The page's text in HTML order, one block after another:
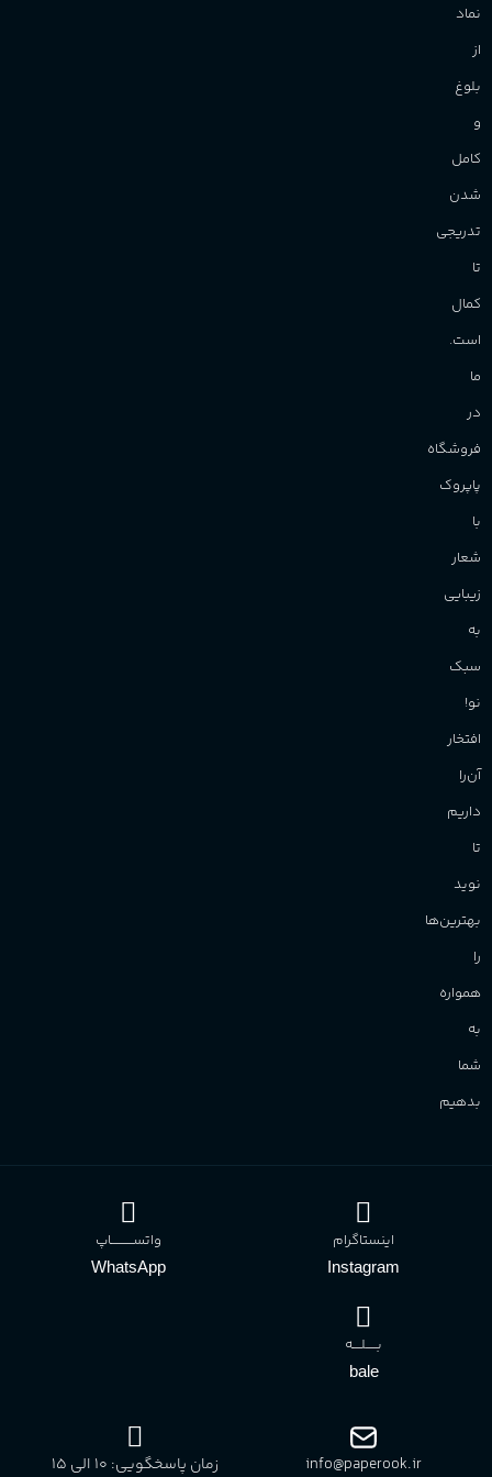
نماد
از
بلوغ
و
کامل
شدن
تدریجی
تا
کمال
است.
ما
در
فروشگاه
پاپروک
با
شعار
زیبایی
به
سبک
نو!
افتخار
آن‌را
داریم
تا
نوید
بهترین‌ها
را
همواره
به
شما
بدهیم
اینستاگرام
Instagram
واتســــــــــاپ
WhatsApp
بـــــلــــه
bale
info@paperook.ir زمان پاسخگویی: 10 الی ۱5